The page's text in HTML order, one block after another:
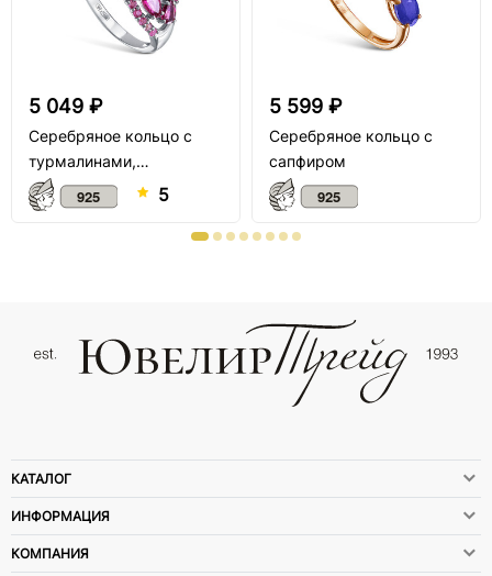
5 049 ₽
Серебряное кольцо с
турмалинами,
аметистом и шпинелью
5
5 599 ₽
Серебряное кольцо с
сапфиром
КАТАЛОГ
ИНФОРМАЦИЯ
КОМПАНИЯ